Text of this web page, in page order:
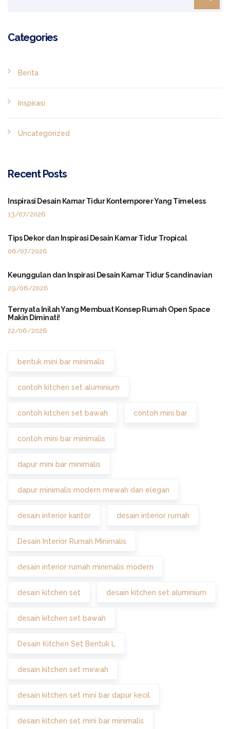
Categories
Berita
Inspirasi
Uncategorized
Recent Posts
Inspirasi Desain Kamar Tidur Kontemporer Yang Timeless
13/07/2026
Tips Dekor dan Inspirasi Desain Kamar Tidur Tropical
06/07/2026
Keunggulan dan Inspirasi Desain Kamar Tidur Scandinavian
29/06/2026
Ternyata Inilah Yang Membuat Konsep Rumah Open Space
Makin Diminati!
22/06/2026
bentuk mini bar minimalis
contoh kitchen set aluminium
contoh kitchen set bawah contoh mini bar
contoh mini bar minimalis
dapur mini bar minimalis
dapur minimalis modern mewah dan elegan
desain interior kantor desain interior rumah
Desain Interior Rumah Minimalis
desain interior rumah minimalis modern
desain kitchen set desain kitchen set aluminium
desain kitchen set bawah
Desain Kitchen Set Bentuk L
desain kitchen set mewah
desain kitchen set mini bar dapur kecil
desain kitchen set mini bar minimalis